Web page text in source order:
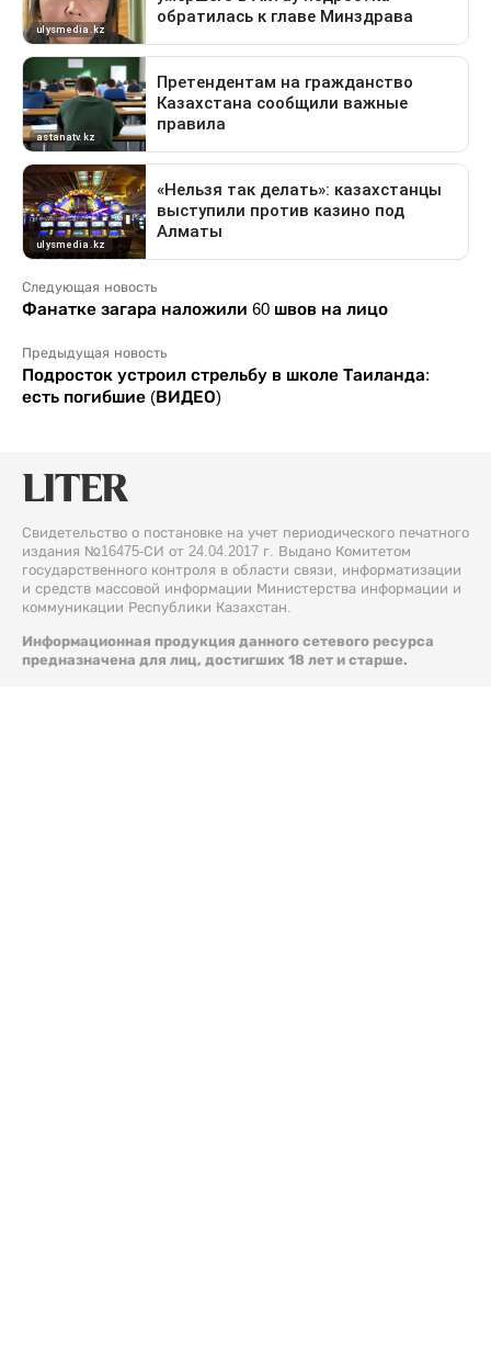
Следующая новость
Фанатке загара наложили 60 швов на лицо
Предыдущая новость
Подросток устроил стрельбу в школе Таиланда:
есть погибшие (ВИДЕО)
Свидетельство о постановке на учет периодического печатного
издания №16475-СИ от 24.04.2017 г. Выдано Комитетом
государственного контроля в области связи, информатизации
и средств массовой информации Министерства информации и
коммуникации Республики Казахстан.
Информационная продукция данного сетевого ресурса
предназначена для лиц, достигших 18 лет и старше.